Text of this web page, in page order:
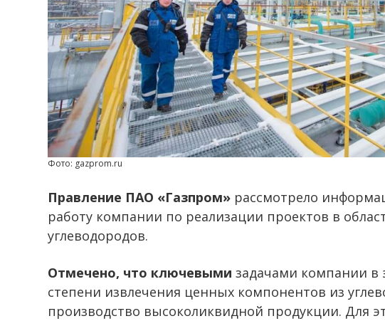
Фото: gazprom.ru
Правление ПАО «Газпром» рассмотрело
работу компании по реализации проектов в
углеводородов.
Отмечено, что ключевыми задачами компании в
степени извлечения ценных компонентов из
производство высоколиквидной продукции. Для